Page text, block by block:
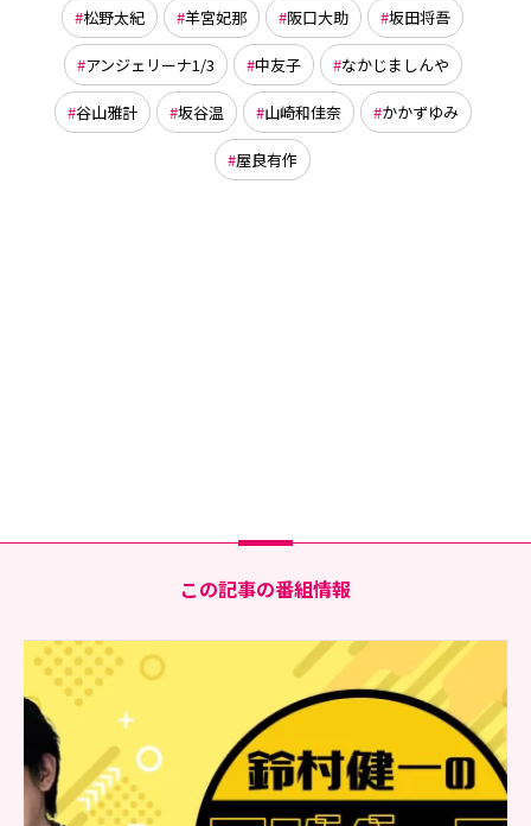
松野太紀 羊宮妃那 阪口大助 坂田将吾
アンジェリーナ1/3 中友子 なかじましんや
谷山雅計 坂谷温 山崎和佳奈 かかずゆみ
屋良有作
この記事の番組情報